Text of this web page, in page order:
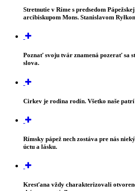
Stretnutie v Ríme s predsedom
arcibiskupom Mons. Stanislavom
Poznať svoju tvár znamená pozerať sa
slova.
Cirkev je rodina rodín. Všetko naše
Rímsky pápež nech zostáva pre nás
úctu a lásku.
Kresťana vždy charakterizovali